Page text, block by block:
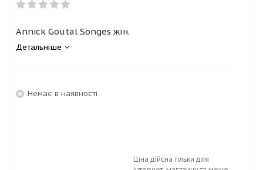
Annick Goutal Songes жін.
Детальніше
Немає в наявності
Ціна дійсна тільки для